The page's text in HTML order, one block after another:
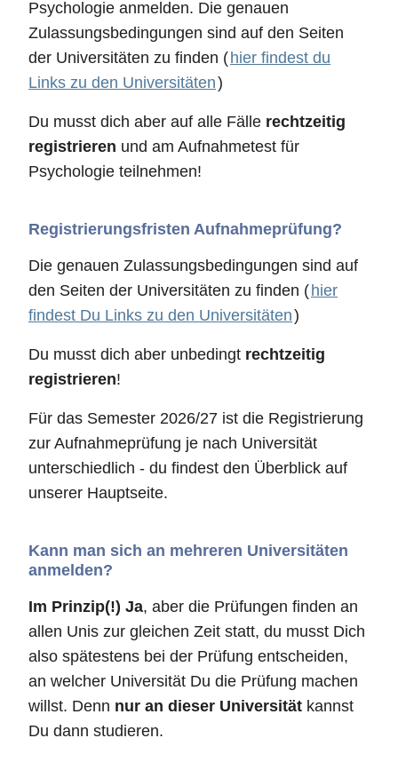
Psychologie anmelden. Die genauen
Zulassungsbedingungen sind auf den Seiten
der Universitäten zu finden ( hier findest du
Links zu den Universitäten)
Du musst dich aber auf alle Fälle rechtzeitig
registrieren und am Aufnahmetest für
Psychologie teilnehmen!
Registrierungsfristen Aufnahmeprüfung?
Die genauen Zulassungsbedingungen sind auf
den Seiten der Universitäten zu finden ( hier
findest Du Links zu den Universitäten)
Du musst dich aber unbedingt rechtzeitig
registrieren!
Für das Semester 2026/27 ist die Registrierung
zur Aufnahmeprüfung je nach Universität
unterschiedlich - du findest den Überblick auf
unserer Hauptseite.
Kann man sich an mehreren Universitäten
anmelden?
Im Prinzip(!) Ja, aber die Prüfungen finden an
allen Unis zur gleichen Zeit statt, du musst Dich
also spätestens bei der Prüfung entscheiden,
an welcher Universität Du die Prüfung machen
willst. Denn nur an dieser Universität kannst
Du dann studieren.